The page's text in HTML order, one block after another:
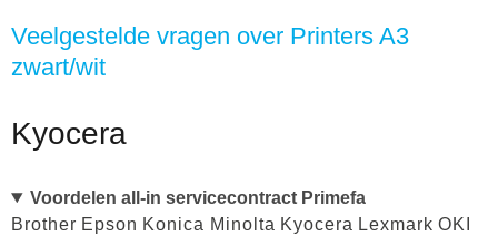
Veelgestelde vragen over Printers A3
zwart/wit
Kyocera
Voordelen all-in servicecontract Primefa
Brother Epson Konica Minolta Kyocera Lexmark OKI